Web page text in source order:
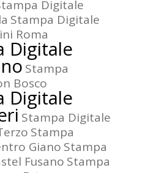
Digitale
Stampa Digitale
Roma
Digitale
Stampa
Bosco
Digitale
Stampa Digitale
Stampa
Giano Stampa
Fusano Stampa